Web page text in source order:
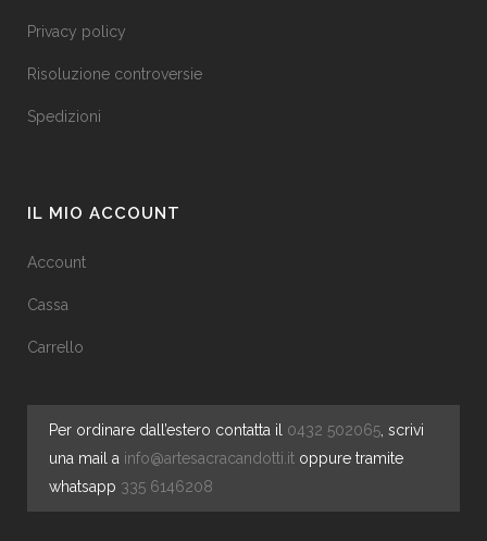
Privacy policy
Risoluzione controversie
Spedizioni
IL MIO ACCOUNT
Account
Cassa
Carrello
Per ordinare dall’estero contatta il 0432 502065, scrivi
una mail a info@artesacracandotti.it oppure tramite
whatsapp 335 6146208